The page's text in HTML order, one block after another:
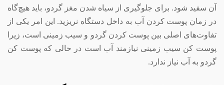
آن سفید شود. برای جلوگیری از سیاه شدن مغز گردو، باید هیچ‌گاه
در زمان پوست کردن آب به داخل دستگاه نریزید. این امر یکی از
تفاوت‌های اصلی بین پوست کردن گردو و سیب زمینی است، زیرا
پوست کن سیب زمینی نیازمند آب است در حالی که پوست کن
گردو به آب نیاز ندارد.